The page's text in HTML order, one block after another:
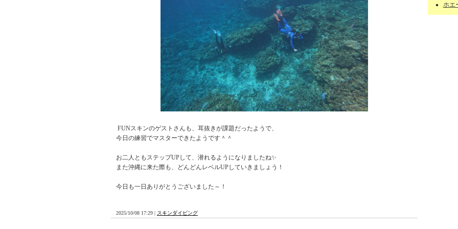
FUNスキンのゲストさんも、耳抜きが課題だったようで、
今日の練習でマスターできたようです＾＾
お二人ともステップUPして、潜れるようになりましたね✨
また沖縄に来た際も、どんどんレベルUPしていきましょう！
今日も一日ありがとうございました～！
2025/10/08 17:29 | スキンダイビング
ホエ